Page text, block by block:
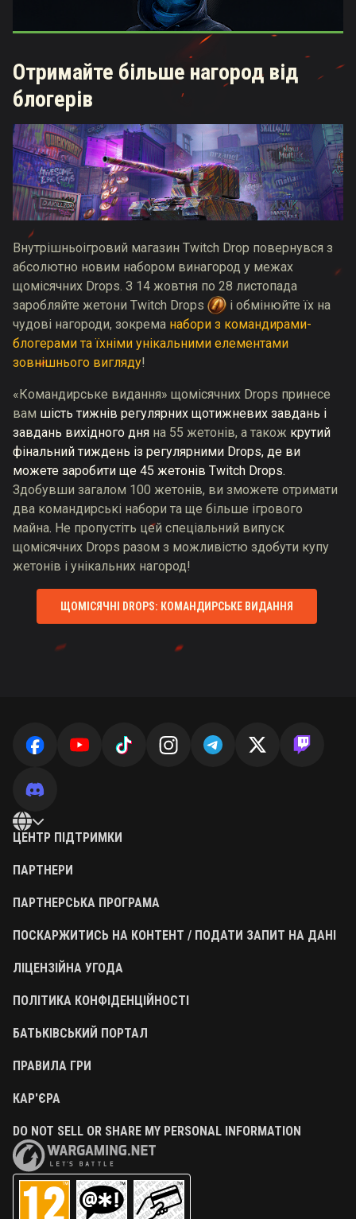
Отримайте більше нагород від
блогерів
Внутрішньоігровий магазин Twitch Drop повернувся з
абсолютно новим набором винагород у межах
щомісячних Drops. З 14 жовтня по 28 листопада
заробляйте жетони Twitch Drops
і обмінюйте їх на
чудові нагороди, зокрема набори з командирами-
блогерами та їхніми унікальними елементами
зовнішнього вигляду!
«Командирське видання» щомісячних Drops принесе
вам шість тижнів регулярних щотижневих завдань і
завдань вихідного дня на 55 жетонів, а також крутий
фінальний тиждень із регулярними Drops, де ви
можете заробити ще 45 жетонів Twitch Drops.
Здобувши загалом 100 жетонів, ви зможете отримати
два командирські набори та ще більше ігрового
майна. Не пропустіть цей спеціальний випуск
щомісячних Drops разом з можливістю здобути купу
жетонів і унікальних нагород!
ЩОМІСЯЧНІ DROPS: КОМАНДИРСЬКЕ ВИДАННЯ
ЦЕНТР ПІДТРИМКИ
ПАРТНЕРИ
ПАРТНЕРСЬКА ПРОГРАМА
ПОСКАРЖИТИСЬ НА КОНТЕНТ / ПОДАТИ ЗАПИТ НА ДАНІ
ЛІЦЕНЗІЙНА УГОДА
ПОЛІТИКА КОНФІДЕНЦІЙНОСТІ
БАТЬКІВСЬКИЙ ПОРТАЛ
ПРАВИЛА ГРИ
КАР'ЄРА
DO NOT SELL OR SHARE MY PERSONAL INFORMATION